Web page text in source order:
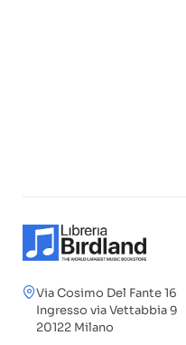
Via Cosimo Del Fante 16
Ingresso via Vettabbia 9
20122 Milano